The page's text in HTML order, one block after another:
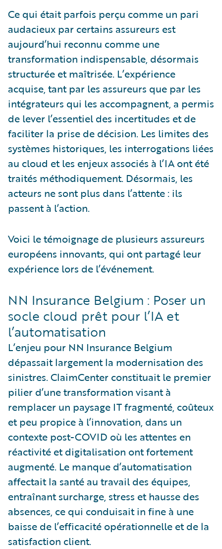
Ce qui était parfois perçu comme un pari
audacieux par certains assureurs est
aujourd’hui reconnu comme une
transformation indispensable, désormais
structurée et maîtrisée. L’expérience
acquise, tant par les assureurs que par les
intégrateurs qui les accompagnent, a permis
de lever l’essentiel des incertitudes et de
faciliter la prise de décision. Les limites des
systèmes historiques, les interrogations liées
au cloud et les enjeux associés à l’IA ont été
traités méthodiquement. Désormais, les
acteurs ne sont plus dans l’attente : ils
passent à l’action.
Voici le témoignage de plusieurs assureurs
européens innovants, qui ont partagé leur
expérience lors de l’événement.
NN Insurance Belgium : Poser un
socle cloud prêt pour l’IA et
l’automatisation
L’enjeu pour NN Insurance Belgium
dépassait largement la modernisation des
sinistres. ClaimCenter constituait le premier
pilier d’une transformation visant à
remplacer un paysage IT fragmenté, coûteux
et peu propice à l’innovation, dans un
contexte post-COVID où les attentes en
réactivité et digitalisation ont fortement
augmenté. Le manque d’automatisation
affectait la santé au travail des équipes,
entraînant surcharge, stress et hausse des
absences, ce qui conduisait in fine à une
baisse de l’efficacité opérationnelle et de la
satisfaction client.